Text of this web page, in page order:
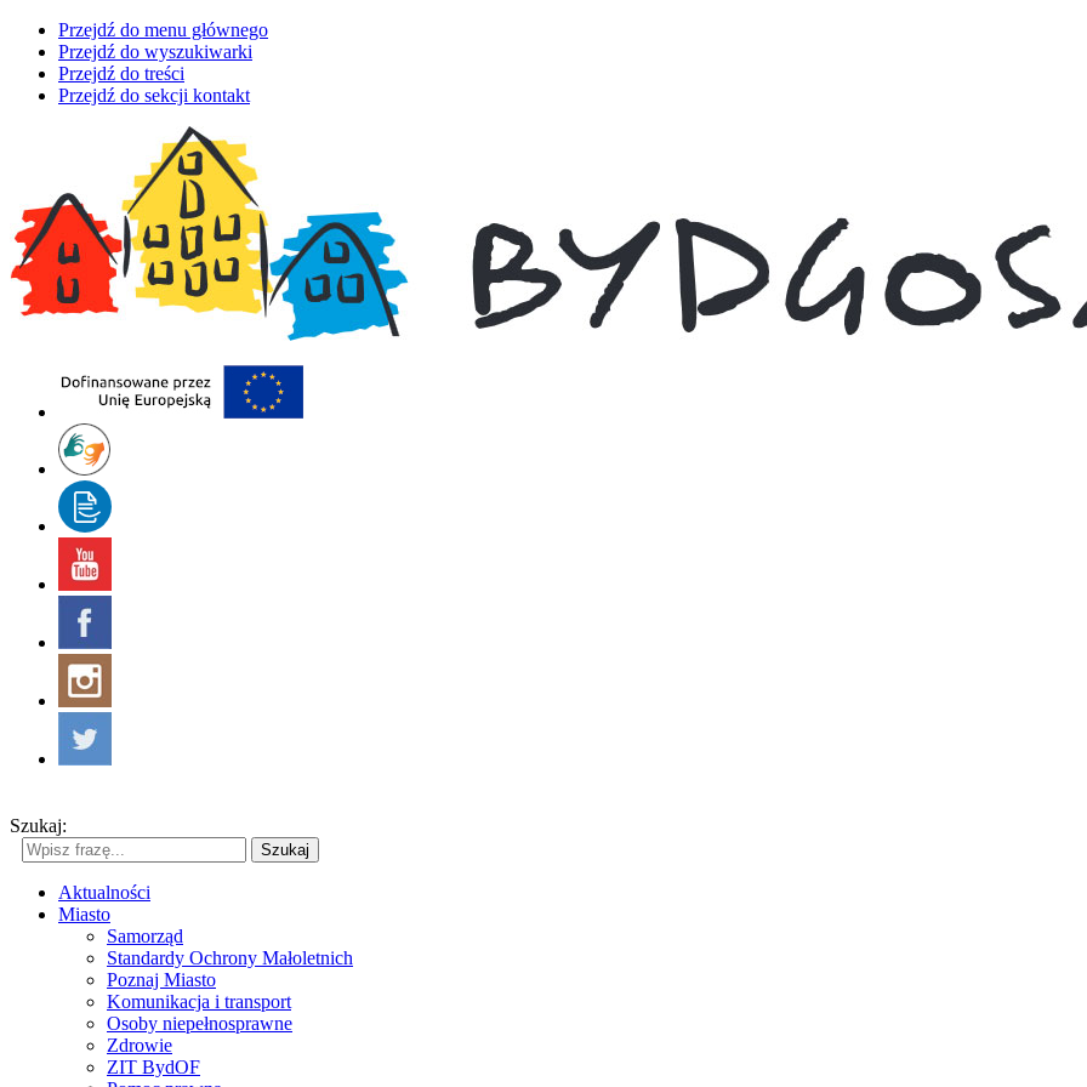
Przejdź do menu głównego
Przejdź do wyszukiwarki
Przejdź do treści
Przejdź do sekcji kontakt
Szukaj:
Szukaj
Aktualności
Miasto
Samorząd
Standardy Ochrony Małoletnich
Poznaj Miasto
Komunikacja i transport
Osoby niepełnosprawne
Zdrowie
ZIT BydOF